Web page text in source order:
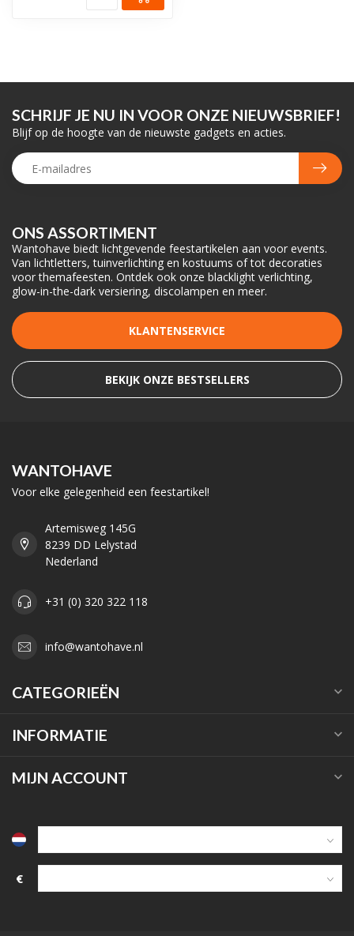
ONS ASSORTIMENT
Wantohave biedt lichtgevende feestartikelen aan voor events.
Van lichtletters, tuinverlichting en kostuums of tot decoraties
voor themafeesten. Ontdek ook onze blacklight verlichting,
glow-in-the-dark versiering, discolampen en meer.
KLANTENSERVICE
BEKIJK ONZE BESTSELLERS
SCHRIJF JE NU IN VOOR ONZE NIEUWSBRIEF!
Blijf op de hoogte van de nieuwste gadgets en acties.
WANTOHAVE
Voor elke gelegenheid een feestartikel!
Artemisweg 145G
8239 DD Lelystad
Nederland
+31 (0) 320 322 118
info@wantohave.nl
CATEGORIEËN
INFORMATIE
MIJN ACCOUNT
€